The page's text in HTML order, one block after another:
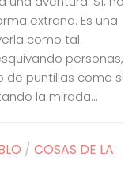
extraña. Es una
como tal.
personas,
de puntillas como si
la mirada...
/ COSAS DE LA